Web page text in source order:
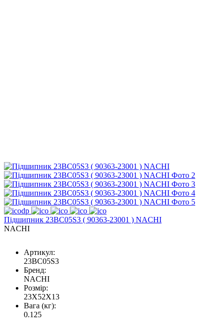
Підшипник 23BC05S3 ( 90363-23001 ) NACHI
NACHI
Артикул:
23BC05S3
Бренд:
NACHI
Розмір:
23X52X13
Вага (кг):
0.125